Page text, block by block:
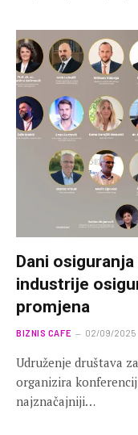
Dani
industrije
promjena
BIZNIS CAFE 02/09/2025
Udruženje društava
organizira
najznačajniji…